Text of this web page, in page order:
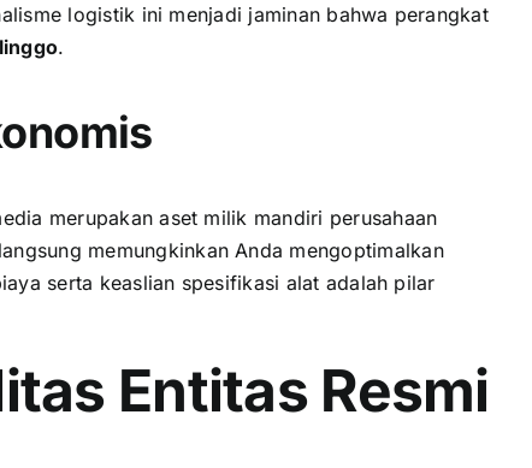
logistik ini menjadi jaminan bahwa perangkat
.
merupakan aset milik mandiri perusahaan
memungkinkan Anda mengoptimalkan
serta keaslian spesifikasi alat adalah pilar
Entitas Resmi